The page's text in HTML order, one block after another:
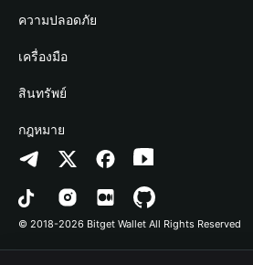
Academy
ข่าวสารด้านคริปโต
ศูนย์ช่วยเหลือ
ติดต่อเรา
ทรัพยากรข้อมูลของแบรนด์
อาชีพ
Stablecoin Earn
Payfi Crypto
Crypto Swap API
Altcoin Season Index
Prediction Markets
DApp
นักพัฒนา
เชื่อมต่อ Wallet
Bitget Wallet Pay
ลิสต์โปรเจกต์
ความปลอดภัย
Protection Fund
เทคโนโลยีความปลอดภัย
เครื่องมือ
ซื้อคริปโต
การตรวจจับการอนุญาต
การตรวจจับสัญญา
การโอนเป็นชุด
สินทรัพย์
Arbitrum
Avalanche
Bitcoin
กฎหมาย
นโยบายความเป็นส่วนตัว
ข้อตกลงในการใช้บริการ
© 2018-2026 Bitget Wallet All Rights Reserved